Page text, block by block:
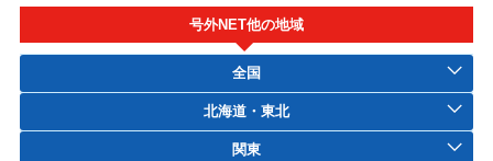
号外NET他の地域
全国
北海道・東北
関東